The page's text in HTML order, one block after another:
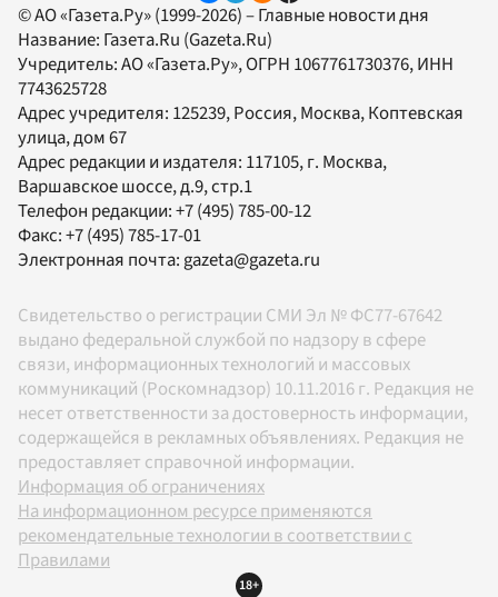
© АО «Газета.Ру» (1999-2026) – Главные новости дня
Название: Газета.Ru (Gazeta.Ru)
Учредитель:АО «Газета.Ру», ОГРН 1067761730376, ИНН
7743625728
Адрес учредителя: 125239, Россия, Москва, Коптевская
улица, дом 67
Адрес редакции и издателя: 117105, г. Москва,
Варшавское шоссе, д.9, стр.1
Телефон редакции:+7 (495) 785-00-12
Факс:+7 (495) 785-17-01
Электронная почта: gazeta@gazeta.ru
Свидетельство о регистрации СМИ Эл № ФС77-67642
выдано федеральной службой по надзору в сфере
связи, информационных технологий и массовых
коммуникаций (Роскомнадзор) 10.11.2016 г. Редакция не
несет ответственности за достоверность информации,
содержащейся в рекламных объявлениях. Редакция не
предоставляет справочной информации.
Информация об ограничениях
На информационном ресурсе применяются
рекомендательные технологии в соответствии с
Правилами
18+